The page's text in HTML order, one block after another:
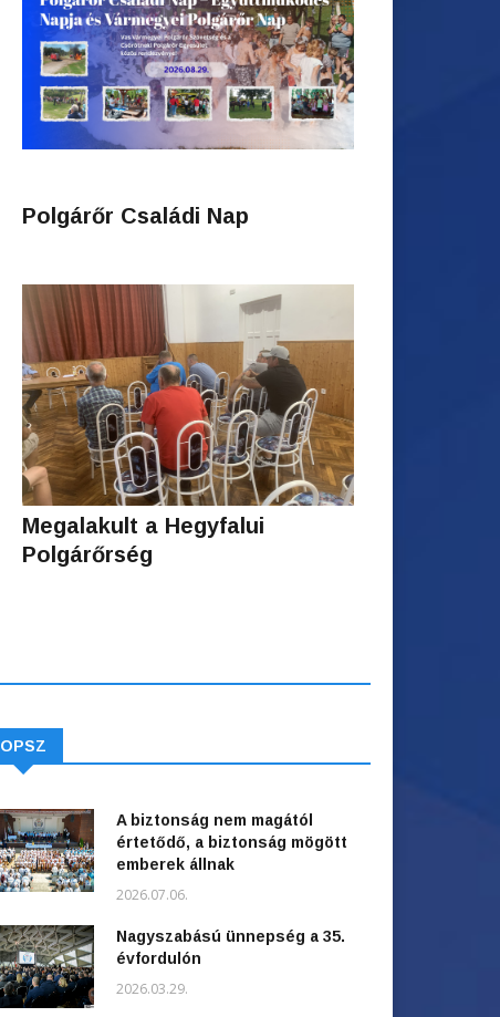
Polgárőr Családi Nap
Megalakult a Hegyfalui
Polgárőrség
OPSZ
A biztonság nem magától
értetődő, a biztonság mögött
emberek állnak
2026.07.06.
Nagyszabású ünnepség a 35.
évfordulón
2026.03.29.